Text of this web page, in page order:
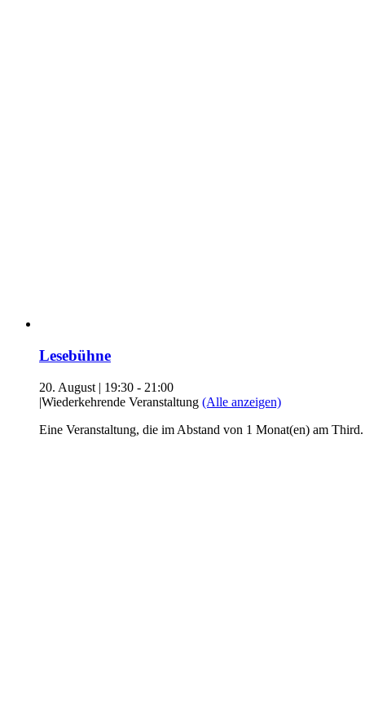
Lesebühne
20. August | 19:30 - 21:00
|Wiederkehrende Veranstaltung (Alle anzeigen)
Eine Veranstaltung, die im Abstand von 1 Monat(en) am